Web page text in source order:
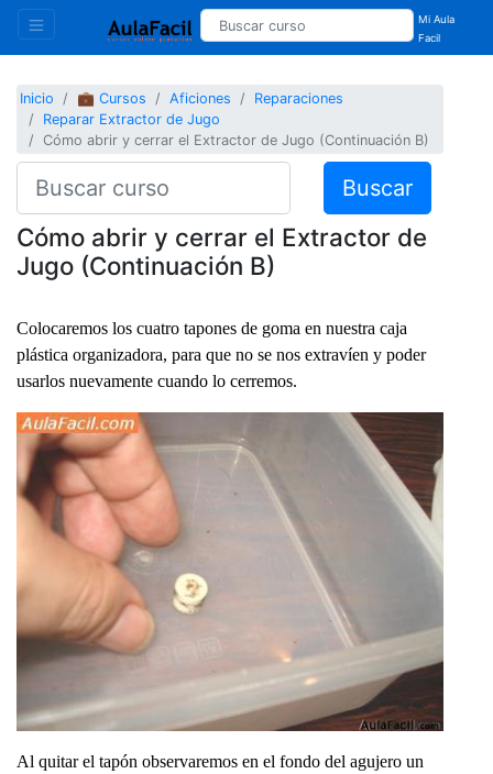
Mi Aula
Facil
Inicio 💼 Cursos Aficiones
Reparaciones
Reparar Extractor de Jugo
Cómo abrir y cerrar el Extractor de Jugo (Continuación B)
Buscar
Cómo abrir y cerrar el Extractor de
Jugo (Continuación B)
Colocaremos los cuatro tapones de goma en nuestra caja
plástica organizadora, para que no se nos extravíen y poder
usarlos nuevamente cuando lo cerremos.
Al quitar el tapón observaremos en el fondo del agujero un